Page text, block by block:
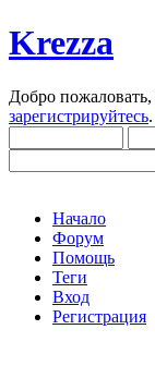
Krezza
Добро пожаловать,
зарегистрируйтесь.
Начало
Форум
Помощь
Теги
Вход
Регистрация